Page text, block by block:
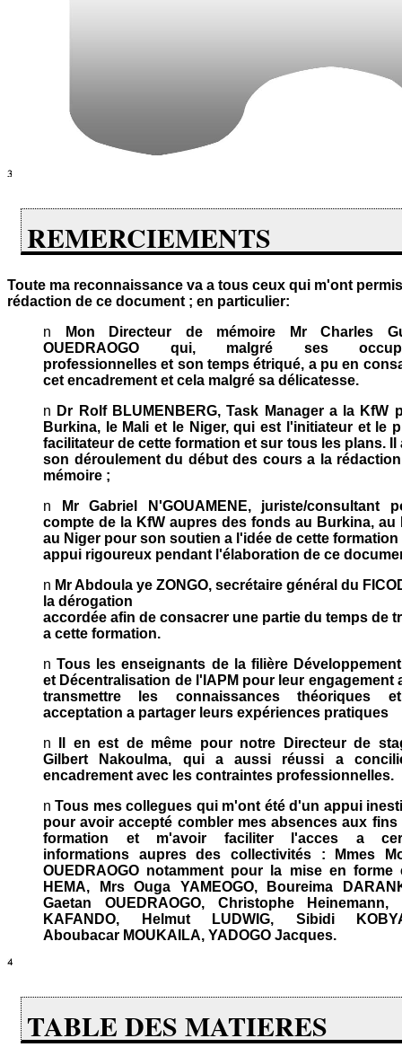
REMERCIEMENTS
Toute ma reconnaissance va a tous ceux qui m'ont
rédaction de ce document ; en particulier:
n
Mon Directeur de mémoire Mr Charles
OUEDRAOGO qui, malgré ses
professionnelles et son temps étriqué, a pu en
cet encadrement et cela malgré sa délicatesse.
n Dr Rolf BLUMENBERG, Task Manager a la KfW
Burkina, le Mali et le Niger, qui est l'initiateur et le
facilitateur de cette formation et sur tous les plans. Il
son déroulement du début des cours a la
mémoire ;
n
Mr Gabriel N'GOUAMENE, juriste/consultant
compte de la KfW aupres des fonds au Burkina, au
au Niger pour son soutien a l'idée de cette formation
appui rigoureux pendant l'élaboration de ce
n Mr Abdoula ye ZONGO, secrétaire général du
la dérogation
accordée afin de consacrer une partie du temps de
a cette formation.
nTous les enseignants de la filière
et Décentralisation de l'IAPM pour leur engagement
transmettre les connaissances théoriques
acceptation a partager leurs expériences pratiques
n
Il en est de même pour notre Directeur de
Gilbert Nakoulma, qui a aussi réussi a
encadrement avec les contraintes professionnelles.
nTous mes collegues qui m'ont été d'un appui
pour avoir accepté combler mes absences aux fins
formation et m'avoir faciliter l'acces a
informations aupres des collectivités : Mmes
OUEDRAOGO notamment pour la mise en forme
HEMA, Mrs Ouga YAMEOGO, Boureima
Gaetan OUEDRAOGO, Christophe Heinemann,
KAFANDO, Helmut LUDWIG, Sibidi
Aboubacar MOUKAILA, YADOGO Jacques.
TABLE DES MATIERES